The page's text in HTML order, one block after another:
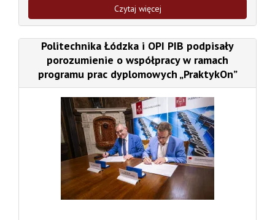
Czytaj więcej
Politechnika Łódzka i OPI PIB podpisały
porozumienie o współpracy w ramach
programu prac dyplomowych „PraktykOn”